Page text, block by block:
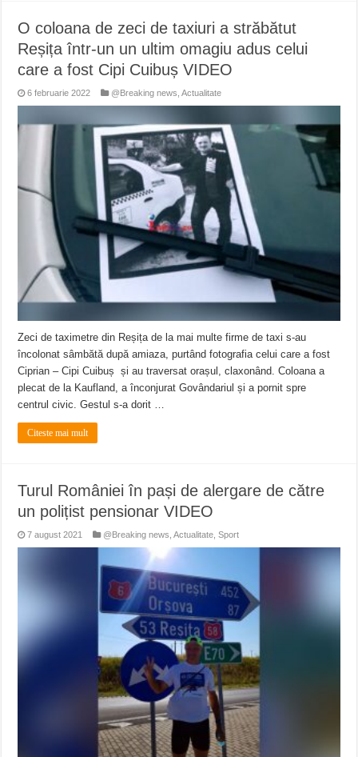
O coloana de zeci de taxiuri a străbătut
Reșița într-un un ultim omagiu adus celui
care a fost Cipi Cuibuș VIDEO
6 februarie 2022 @Breaking news ,Actualitate
Zeci de taximetre din Reșița de la mai multe firme de taxi s-au
încolonat sâmbătă după amiaza, purtând fotografia celui care a fost
Ciprian – Cipi Cuibuș și au traversat orașul, claxonând. Coloana a
plecat de la Kaufland, a înconjurat Govândariul și a pornit spre
centrul civic. Gestul s-a dorit …
Citeste mai mult
Turul României în pași de alergare de către
un polițist pensionar VIDEO
7 august 2021 @Breaking news ,Actualitate ,Sport